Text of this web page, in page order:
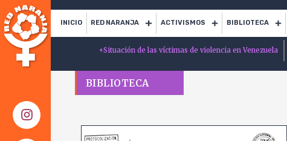
INICIO RED NARANJA ACTIVISMOS BIBLIOTECA
+Situación de las víctimas de violencia en Venezuela
BIBLIOTECA